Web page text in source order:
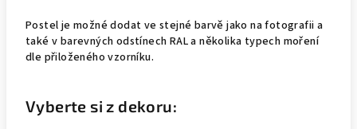
Postel je možné dodat ve stejné barvě jako na fotografii a
také v barevných odstínech RAL a několika typech moření
dle přiloženého vzorníku.
Vyberte si z dekoru: